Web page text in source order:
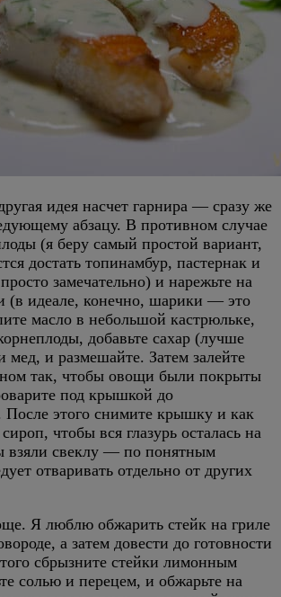
идея насчет гарнира — сразу же
абзацу. В противном случае
(я беру самый простой вариант,
достать топинамбур, пастернак и
замечательно) и нарежьте на
(в идеале, конечно, шарики — это
масло в небольшой кастрюльке,
добавьте сахар (лучше
мед, и размешайте. Затем залейте
так, чтобы овощи были покрыты
под крышкой до
После этого снимите крышку и как
чтобы вся глазурь осталась на
взяли свеклу — по понятным
отваривать отдельно от других
Я люблю обжарить стейк на гриле
а затем довести до готовности
сбрызните стейки лимонным
солью и перецем, и обжарьте на